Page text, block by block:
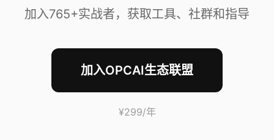
加入765+实战者，获取工具、社群和指导
加入OPCAI生态联盟
¥299/年